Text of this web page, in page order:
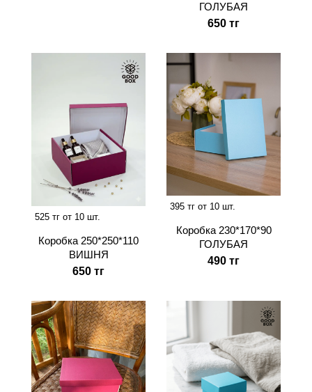
ГОЛУБАЯ
650 тг
525 тг от 10 шт.
Коробка 250*250*110
ВИШНЯ
650 тг
395 тг от 10 шт.
Коробка 230*170*90
ГОЛУБАЯ
490 тг